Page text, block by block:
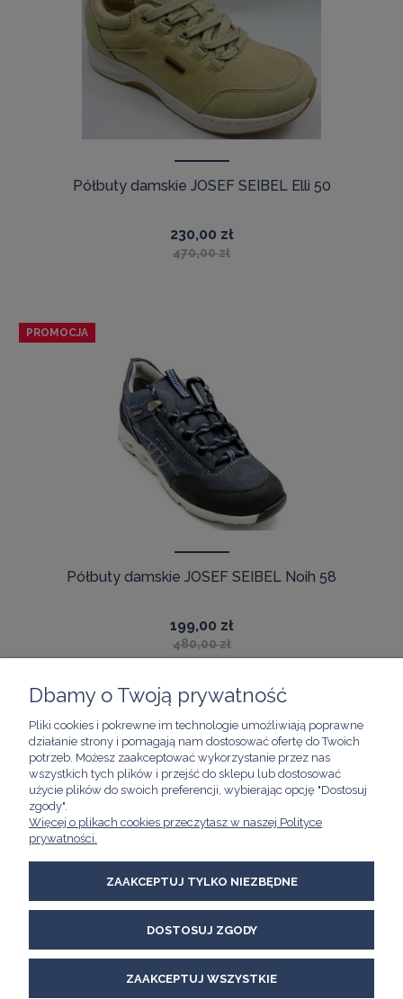
Półbuty damskie JOSEF SEIBEL Elli 50
230,00 zł
470,00 zł
Półbuty damskie JOSEF SEIBEL Noih 58
199,00 zł
480,00 zł
PROMOCJA
ZAKUPY
POMOC
Kawimet W. Bunia i Spółka, Spółka Jawna
01-230 Warszawa
email:kawimet@kawimet.pl
Dbamy o Twoją prywatność
Pliki cookies i pokrewne im technologie umożliwiają poprawne
działanie strony i pomagają nam dostosować ofertę do Twoich
potrzeb. Możesz zaakceptować wykorzystanie przez nas
wszystkich tych plików i przejść do sklepu lub dostosować
użycie plików do swoich preferencji, wybierając opcję "Dostosuj
zgody".
Więcej o plikach cookies przeczytasz w naszej Polityce
prywatności.
ZAAKCEPTUJ TYLKO NIEZBĘDNE
DOSTOSUJ ZGODY
ZAAKCEPTUJ WSZYSTKIE